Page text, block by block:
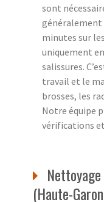
sont
généralement
minutes sur
uniquement
salissures.
travail et le
brosses, les
Notre équipe
vérifications
(Haute-